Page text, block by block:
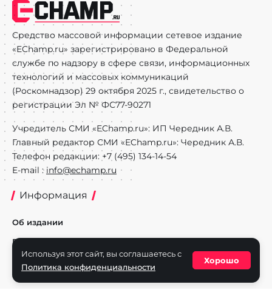
Средство массовой информации сетевое издание
«EChamp.ru» зарегистрировано в Федеральной
службе по надзору в сфере связи, информационных
технологий и массовых коммуникаций
(Роскомнадзор) 29 октября 2025 г., свидетельство о
регистрации Эл № ФС77-90271
Учредитель СМИ «EChamp.ru»: ИП Чередник А.В.
Главный редактор СМИ «EChamp.ru»: Чередник А.В.
Телефон редакции: +7 (495) 134-14-54
E-mail : info@echamp.ru
Информация
Об издании
Реклама на портале
Политика конфиденциальности
Используя этот сайт, вы соглашаетесь с
Политика конфиденциальности
Хорошо